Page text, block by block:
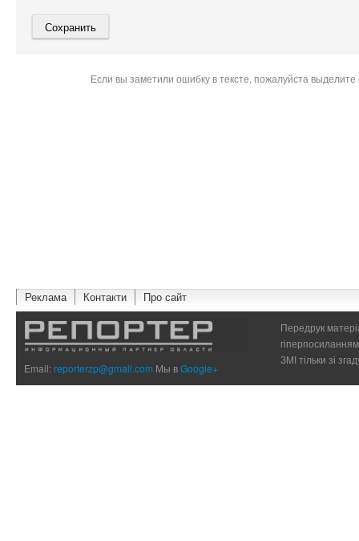
Если вы заметили ошибку в тексте, пожалуйста
Реклама Контакти Про сайт
Email:reporterzp@gmail.com Мы вGoogle+
Передрук
ЗМІ тільки зі